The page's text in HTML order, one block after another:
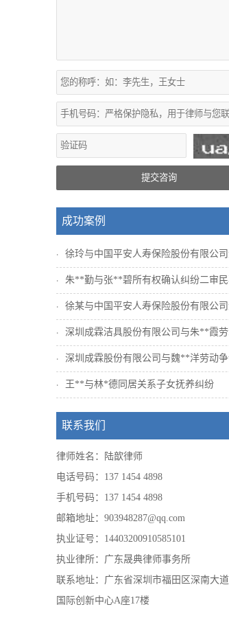
提交咨询
成功案例
徐玲与中国平安人寿保险股份有限公司深圳分公司
朱**勤与张**碧所有权确认纠纷二审民事
徐某与中国平安人寿保险股份有限公司深圳分公司
深圳成霖洁具股份有限公司与朱**霞劳动争议二审
深圳成霖股份有限公司与魏**洋劳动争议二审民事
王**与林*德同居关系子女抚养纠纷
联系我们
律师姓名：陆歆律师
电话号码：137 1454 4898
手机号码：137 1454 4898
邮箱地址：903948287@qq.com
执业证号：14403200910585101
执业律所：广东晟典律师事务所
联系地址：广东省深圳市福田区深南大道
国际创新中心A座17楼